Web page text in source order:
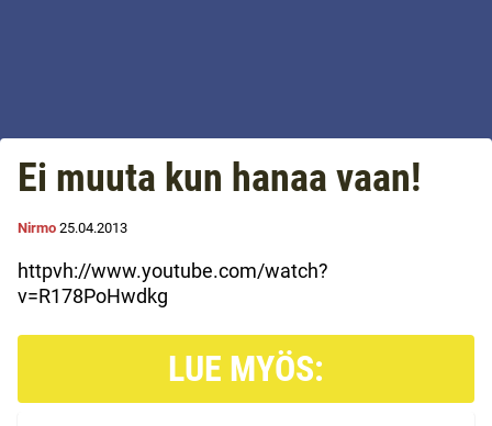
Ei muuta kun hanaa vaan!
Nirmo 25.04.2013
httpvh://www.youtube.com/watch?
v=R178PoHwdkg
LUE MYÖS: